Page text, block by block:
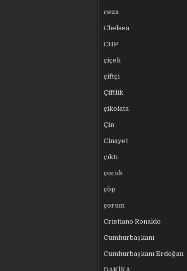
ceza
Chelsea
CHP
çiçek
çiftçi
Çiftlik
çikolata
Çin
Cinayet
çıktı
çocuk
çöp
çorum
Cristiano Ronaldo
Cumhurbaşkanı
Cumhurbaşkanı Erdoğan